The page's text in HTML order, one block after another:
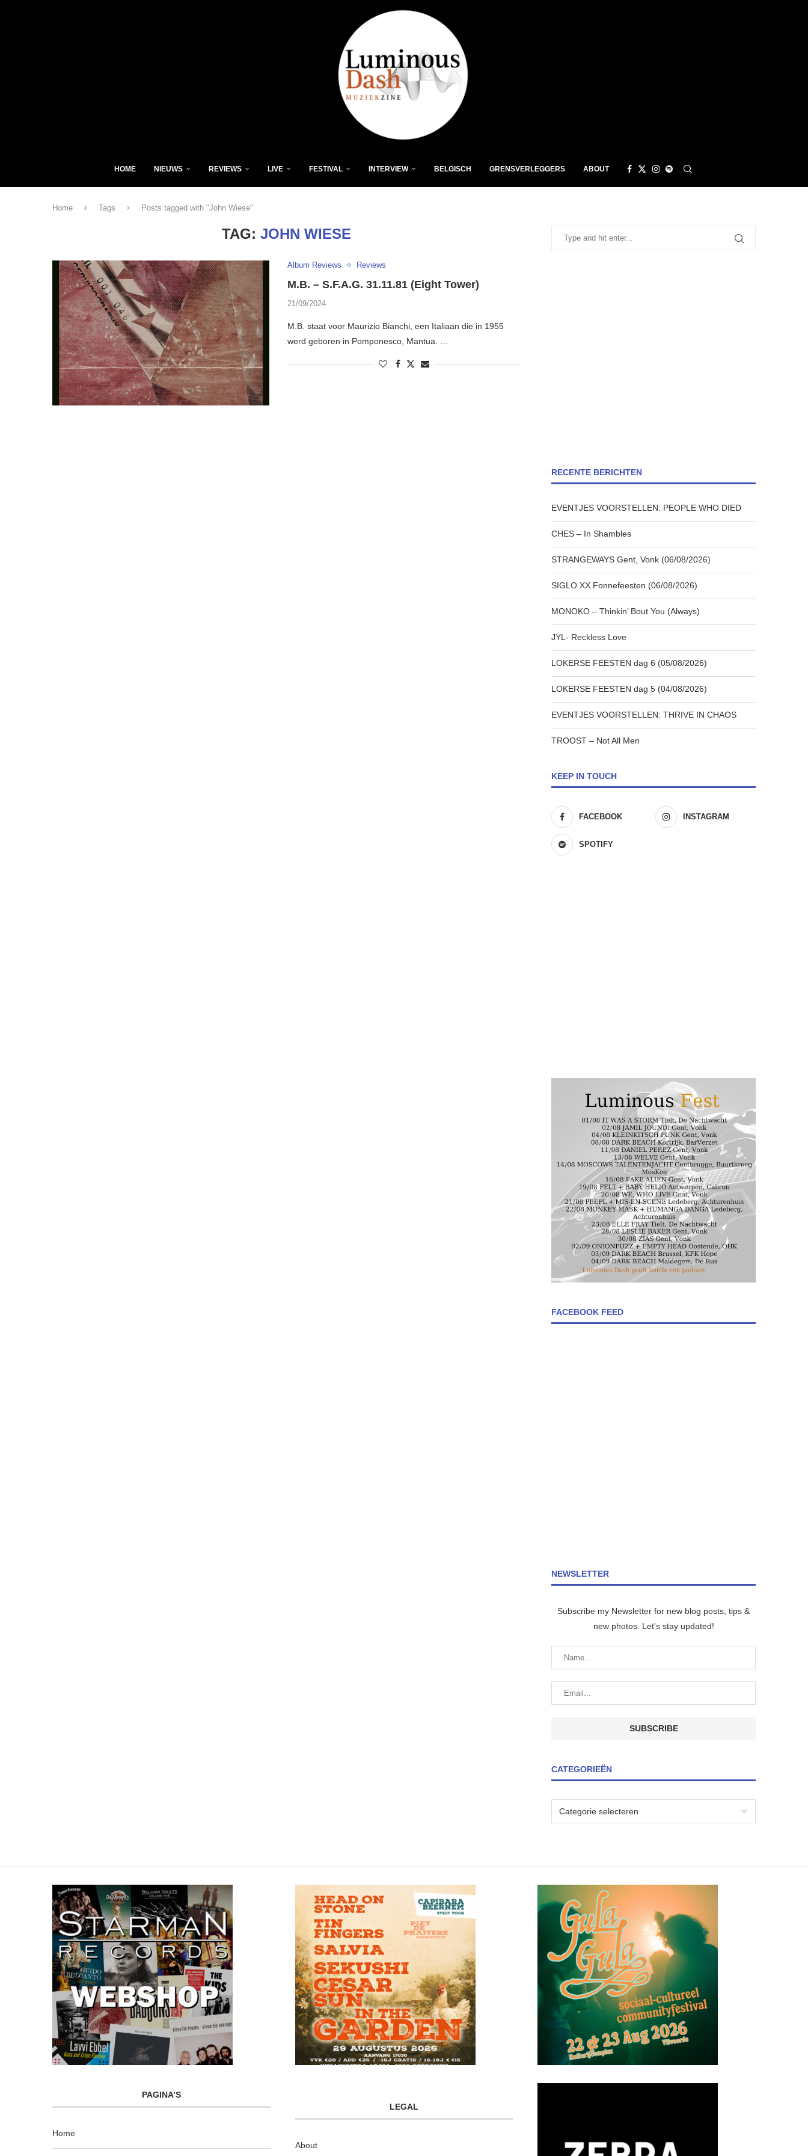
HOME NIEUWS REVIEWS LIVE FESTIVAL INTERVIEW BELGISCH GRENSVERLEGGERS ABOUT
Home Tags Posts tagged with "John Wiese"
TAG:JOHN WIESE
Album Reviews Reviews
M.B. – S.F.A.G. 31.11.81 (Eight Tower)
21/09/2024
M.B. staat voor Maurizio Bianchi, een Italiaan die in 1955
werd geboren in Pomponesco, Mantua. …
RECENTE BERICHTEN
EVENTJES VOORSTELLEN: PEOPLE WHO DIED
CHES – In Shambles
STRANGEWAYS Gent, Vonk (06/08/2026)
SIGLO XX Fonnefeesten (06/08/2026)
MONOKO – Thinkin’ Bout You (Always)
JYL- Reckless Love
LOKERSE FEESTEN dag 6 (05/08/2026)
LOKERSE FEESTEN dag 5 (04/08/2026)
EVENTJES VOORSTELLEN: THRIVE IN CHAOS
TROOST – Not All Men
KEEP IN TOUCH
FACEBOOK INSTAGRAM
SPOTIFY
FACEBOOK FEED
NEWSLETTER
Subscribe my Newsletter for new blog posts, tips &
new photos. Let's stay updated!
CATEGORIEËN
PAGINA’S
Home
LEGAL
About